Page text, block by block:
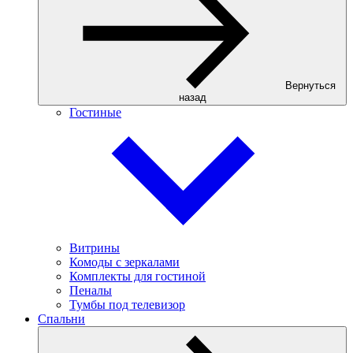
Вернуться
назад
Гостиные
Витрины
Комоды с зеркалами
Комплекты для гостиной
Пеналы
Тумбы под телевизор
Спальни